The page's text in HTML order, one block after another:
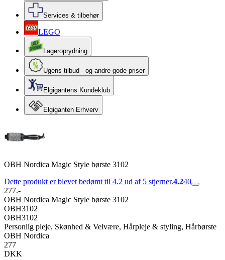
Services & tilbehør
LEGO
Lageroprydning
Ugens tilbud - og andre gode priser
Elgigantens Kundeklub
Elgiganten Erhverv
OBH Nordica Magic Style børste 3102
Dette produkt er blevet bedømt til 4.2 ud af 5 stjerner.4.240
277.-
OBH Nordica Magic Style børste 3102
OBH3102
OBH3102
Personlig pleje, Skønhed & Velvære, Hårpleje & styling, Hårbørste
OBH Nordica
277
DKK